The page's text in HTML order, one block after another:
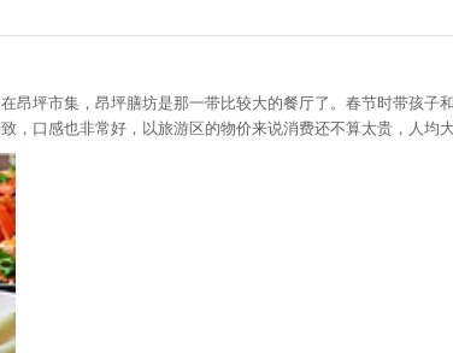
昂坪市集，昂坪膳坊是那一带比较大的餐厅了。春节时带孩
口感也非常好，以旅游区的物价来说消费还不算太贵，人均大